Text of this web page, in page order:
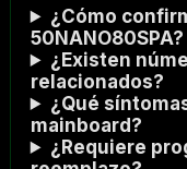
¿Cómo
50NANO80SPA?
¿Existen
relacionados?
¿Qué
mainboard?
¿Requiere